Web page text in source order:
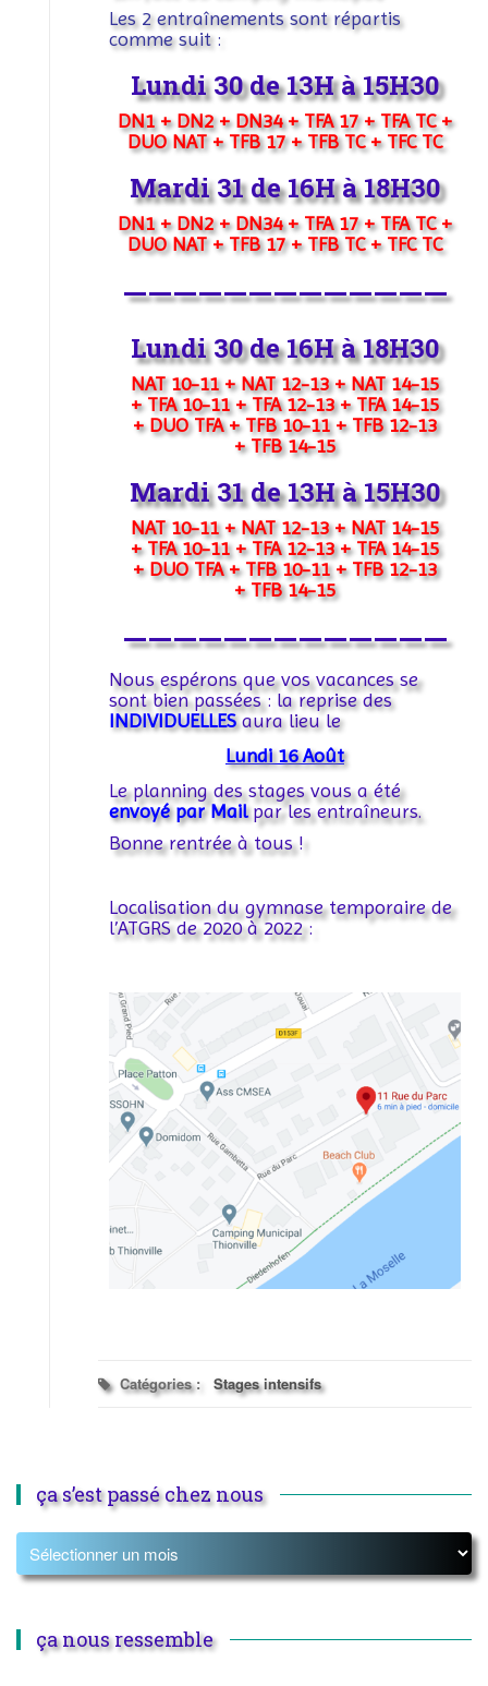
Les 2 entraînements sont répartis
comme suit :
Lundi 30 de 13H à 15H30
DN1 + DN2 + DN34 + TFA 17 + TFA TC +
DUO NAT + TFB 17 + TFB TC + TFC TC
Mardi 31 de 16H à 18H30
DN1 + DN2 + DN34 + TFA 17 + TFA TC +
DUO NAT + TFB 17 + TFB TC + TFC TC
—————————————
Lundi 30 de 16H à 18H30
NAT 10-11 +NAT 12-13 +NAT 14-15
+TFA 10-11 +TFA 12-13 +TFA 14-15
+DUO TFA +TFB 10-11 +TFB 12-13
+TFB 14-15
Mardi 31 de 13H à 15H30
NAT 10-11 +NAT 12-13 +NAT 14-15
+TFA 10-11 +TFA 12-13 +TFA 14-15
+DUO TFA +TFB 10-11 +TFB 12-13
+TFB 14-15
—————————————
Nous espérons que vos vacances se
sont bien passées : la reprise des
INDIVIDUELLESaura lieu le
Lundi 16 Août
Le planning des stages vous a été
envoyé par Mailpar les entraîneurs.
Bonne rentrée à tous !
Localisation du gymnase temporaire de
l’ATGRS de 2020 à 2022 :
Catégories : Stages intensifs
ça s’est passé chez nous
ça nous ressemble